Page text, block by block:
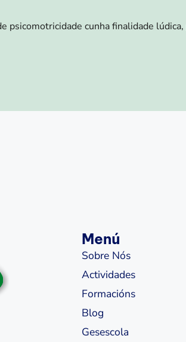
psicomotricidade cunha finalidade
Menú
Sobre Nós
Actividades
Formacións
Blog
Gesescola